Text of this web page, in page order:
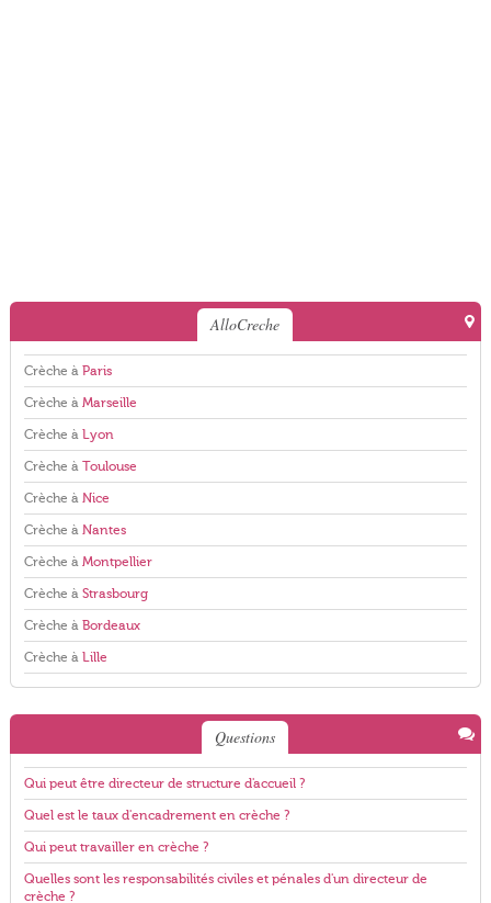
AlloCreche
Crèche à Paris
Crèche à Marseille
Crèche à Lyon
Crèche à Toulouse
Crèche à Nice
Crèche à Nantes
Crèche à Montpellier
Crèche à Strasbourg
Crèche à Bordeaux
Crèche à Lille
Questions
Qui peut être directeur de structure d'accueil ?
Quel est le taux d'encadrement en crèche ?
Qui peut travailler en crèche ?
Quelles sont les responsabilités civiles et pénales d'un directeur de
crèche ?